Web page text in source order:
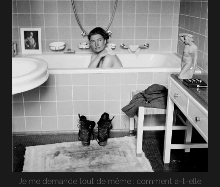
Je me demande tout de même : comment a-t-elle